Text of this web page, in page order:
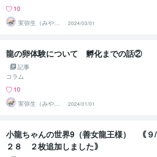
10
実弥生（みや
の）
2024/03/01
龍の卵体験について 孵化までの話②
記事
コラム
10
実弥生（みや
の）
2024/01/01
小龍ちゃんの世界9（善女龍王様） ｟９/
２８ ２枚追加しました｠